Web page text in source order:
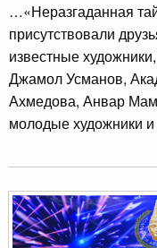
…«Неразгаданная
присутствовали
известные
Джамол Усманов,
Ахмедова, Анвар
молодые художники